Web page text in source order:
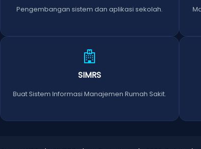
Pengembangan sistem dan aplikasi sekolah.
SIMRS
Buat Sistem Informasi Manajemen Rumah Sakit.